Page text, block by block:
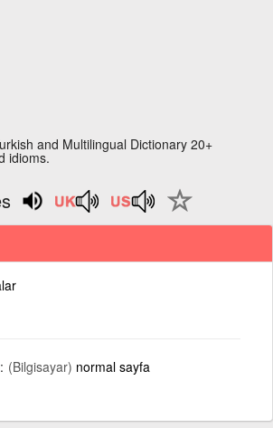
and Multilingual Dictionary 20+
idioms.
(Bilgisayar) normal sayfa